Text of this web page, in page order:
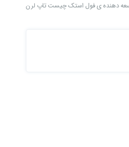
دهنده ی فول استک چیست تاپ لرن